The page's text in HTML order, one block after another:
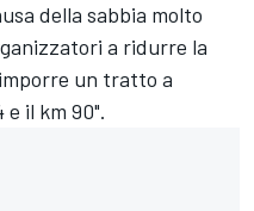
della sabbia molto
a ridurre la
un tratto a
il km 90".